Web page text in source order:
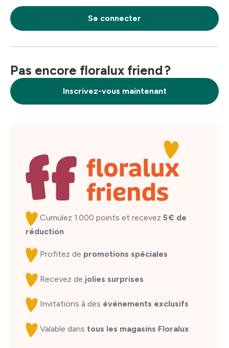
Se connecter
Inscrivez-vous maintenant
Pas encore floralux friend ?
Cumulez 1 000 points et recevez 5 € de
réduction
Profitez de promotions spéciales
Recevez de jolies surprises
Invitations à des événements exclusifs
Valable dans tous les magasins Floralux